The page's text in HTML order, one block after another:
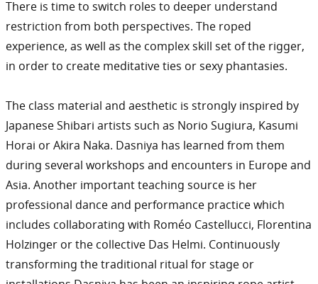
There is time to switch roles to deeper understand
restriction from both perspectives. The roped
experience, as well as the complex skill set of the rigger,
in order to create meditative ties or sexy phantasies.
The class material and aesthetic is strongly inspired by
Japanese Shibari artists such as Norio Sugiura, Kasumi
Horai or Akira Naka. Dasniya has learned from them
during several workshops and encounters in Europe and
Asia. Another important teaching source is her
professional dance and performance practice which
includes collaborating with Roméo Castellucci, Florentina
Holzinger or the collective Das Helmi. Continuously
transforming the traditional ritual for stage or